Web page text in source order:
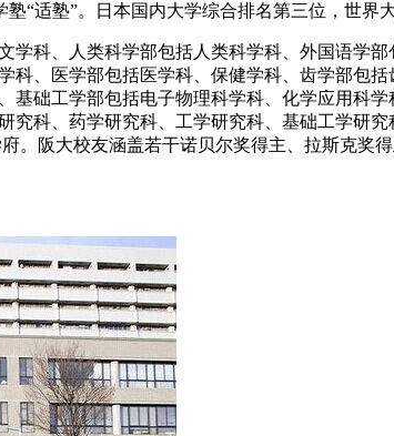
“适塾”。日本国内大学综合排名第三位，世界大
学科、人类科学部包括人类科学科、外国语学
科、医学部包括医学科、保健学科、齿学部包
基础工学部包括电子物理科学科、化学应用科
科、药学研究科、工学研究科、基础工学研
。阪大校友涵盖若干诺贝尔奖得主、拉斯克奖